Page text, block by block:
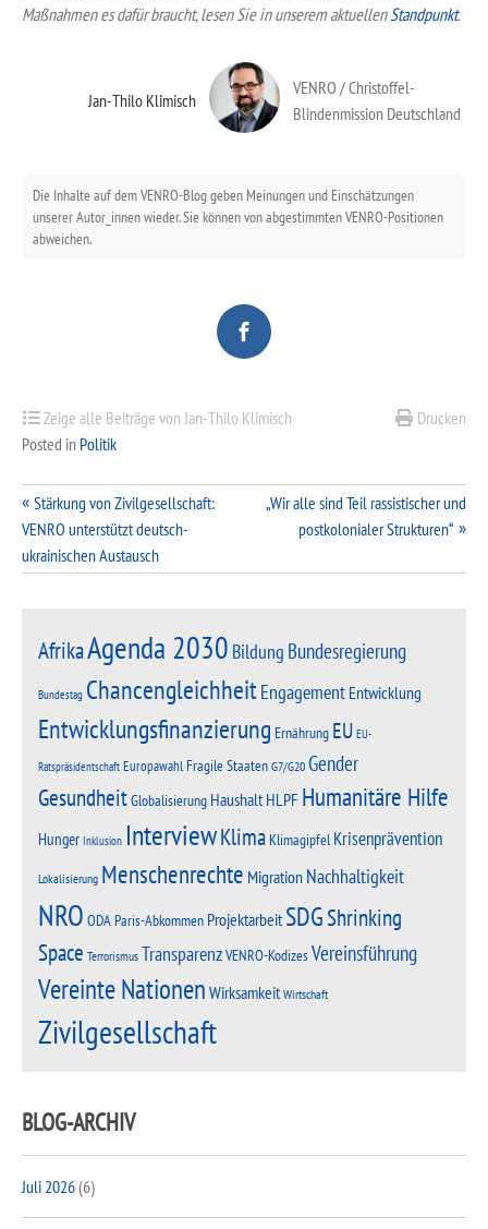
Maßnahmen es dafür braucht, lesen Sie in unserem aktuellenStandpunkt.
Jan-Thilo Klimisch
VENRO / Christoffel-
Blindenmission Deutschland
Die Inhalte auf dem VENRO-Blog geben Meinungen und Einschätzungen
unserer Autor_innen wieder. Sie können von abgestimmten VENRO-Positionen
abweichen.
Drucken
Zeige alle Beiträge von Jan-Thilo Klimisch
Posted in Politik
Beitragsnavigation
Stärkung von Zivilgesellschaft:
VENRO unterstützt deutsch-
ukrainischen Austausch
„Wir alle sind Teil rassistischer und
postkolonialer Strukturen“
AfrikaAgenda 2030 Bildung Bundesregierung
Bundestag ChancengleichheitEngagement Entwicklung
Entwicklungsfinanzierung Ernährung EU EU-
Ratspräsidentschaft EuropawahlFragile StaatenG7/G20Gender
GesundheitGlobalisierung HaushaltHLPF Humanitäre Hilfe
Hunger Inklusion InterviewKlimaKlimagipfel Krisenprävention
Lokalisierung Menschenrechte Migration Nachhaltigkeit
NRO ODAParis-Abkommen ProjektarbeitSDGShrinking
Space TerrorismusTransparenzVENRO-KodizesVereinsführung
Vereinte Nationen Wirksamkeit Wirtschaft
Zivilgesellschaft
BLOG-ARCHIV
Juli 2026(6)